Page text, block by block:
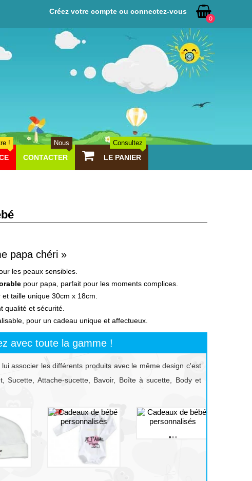
0
Créez votre compte ou connectez-vous
!
CONTACTER
Nous
LE PANIER
Consultez
papa chéri »
les peaux sensibles.
pour papa, parfait pour les moments complices.
taille unique 30cm x 18cm.
qualité et sécurité.
pour un cadeau unique et affectueux.
avec toute la gamme !
associer les différents produits avec le même design c'est
Sucette, Attache-sucette, Bavoir, Boîte à sucette, Body et
next